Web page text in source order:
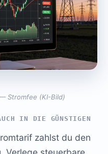
Stromfee (KI-Bild)
IN DIE GÜNSTIGEN
zahlst du den